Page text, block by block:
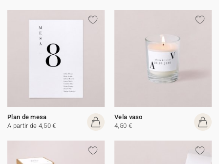
Plan de mesa
A partir de 4,50 €
Vela vaso
4,50 €